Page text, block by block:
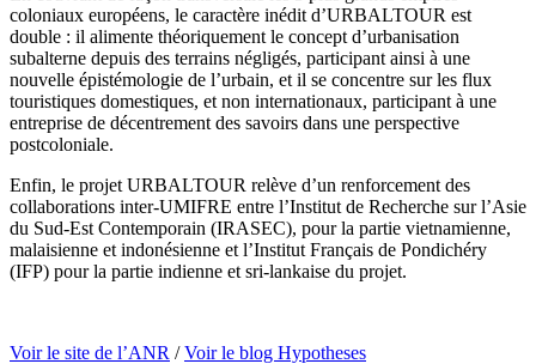
coloniaux européens, le caractère inédit d’URBALTOUR est
double : il alimente théoriquement le concept d’urbanisation
subalterne depuis des terrains négligés, participant ainsi à une
nouvelle épistémologie de l’urbain, et il se concentre sur les flux
touristiques domestiques, et non internationaux, participant à une
entreprise de décentrement des savoirs dans une perspective
postcoloniale.
Enfin, le projet URBALTOUR relève d’un renforcement des
collaborations inter-UMIFRE entre l’Institut de Recherche sur l’Asie
du Sud-Est Contemporain (IRASEC), pour la partie vietnamienne,
malaisienne et indonésienne et l’Institut Français de Pondichéry
(IFP) pour la partie indienne et sri-lankaise du projet.
Voir le site de l’ANR /Voir le blog Hypotheses